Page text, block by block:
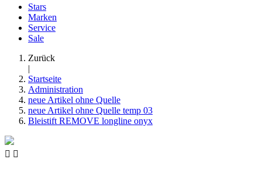
Stars
Marken
Service
Sale
Zurück
|
Startseite
Administration
neue Artikel ohne Quelle
neue Artikel ohne Quelle temp 03
Bleistift REMOVE longline onyx
 